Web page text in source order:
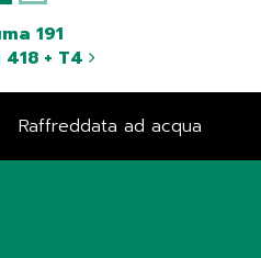
191
+ T4
Raffreddata ad acqua